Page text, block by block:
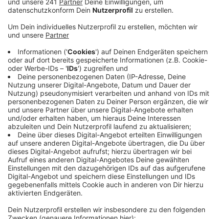
Anzeige
ihrem schulischen Umfeld ermittelt werden – davon
betroffen sind insgesamt 23 Schüler und sechs Lehrer.
Nach Kreisangaben wurden das Hygienekonzept und
die Abstandsregelungen eingehalten, direkten Kontakt
habe es nicht gegeben. Außerdem habe die Schülerin
einen Mund- und Nasenschutz getragen.
Daher wurde für die Schüler und Lehrer keine
Quarantäne angeordnet – für die Kontaktpersonen aus
dem privaten Umfeld der Schülerin dagegen schon.
Alle Schüler und Lehrer des beteiligten Jahrgangs
werden morgen zu einem freiwilligen Test gebeten.
Insgesamt gibt es in Rhein-Berg am Montag zwei neue
jeweils zwei Menschen gestorben.